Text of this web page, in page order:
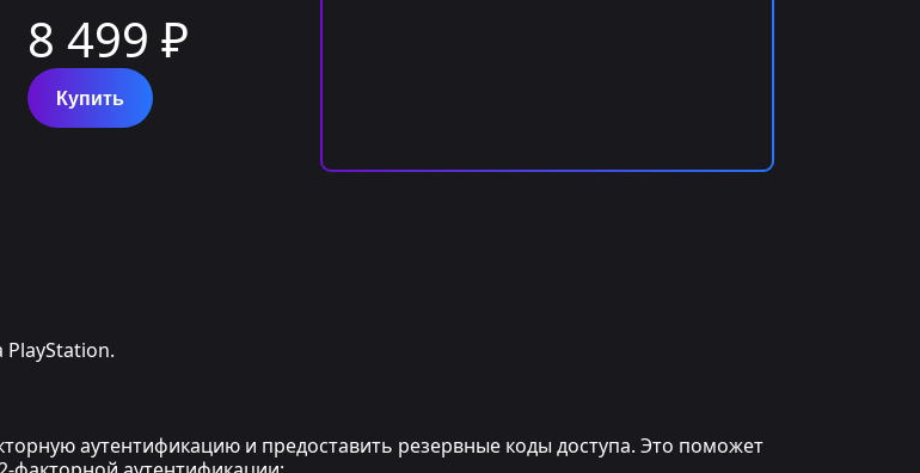
8 499 ₽
Купить
PlayStation.
аутентификацию и предоставить резервные коды доступа. Это поможет